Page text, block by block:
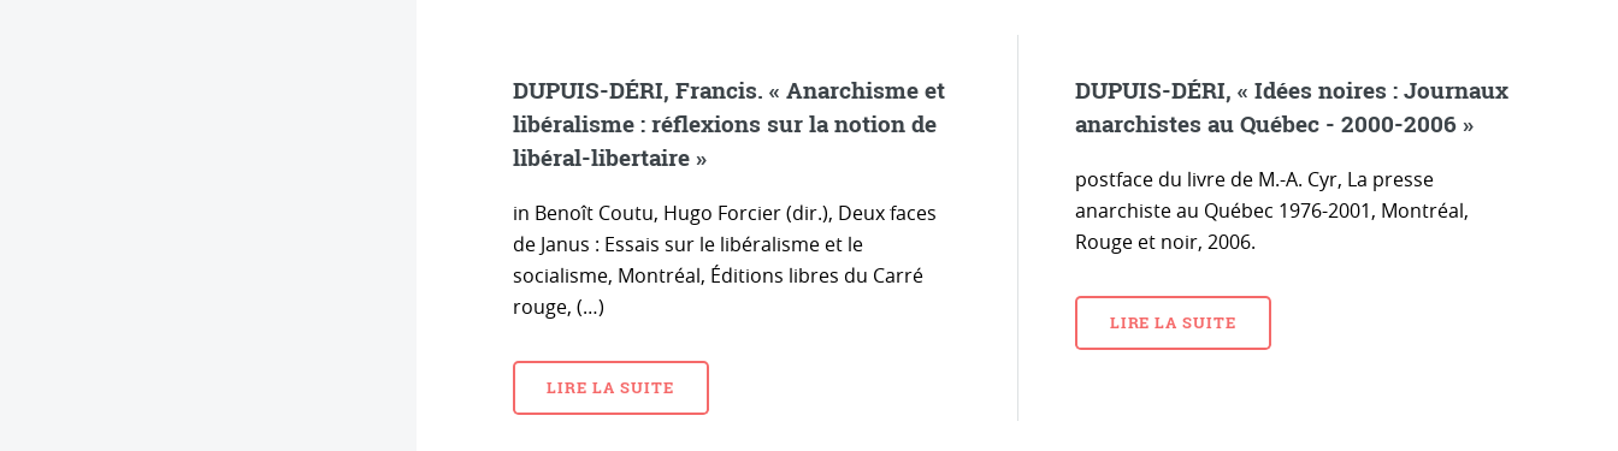
DUPUIS-DÉRI, Francis. « Anarchisme et
libéralisme : réflexions sur la notion de
libéral-libertaire »
in Benoît Coutu, Hugo Forcier (dir.), Deux faces
de Janus : Essais sur le libéralisme et le
socialisme, Montréal, Éditions libres du Carré
rouge, (…)
LIRE LA SUITE
DUPUIS-DÉRI, « Idées noires : Journaux
anarchistes au Québec - 2000-2006 »
postface du livre de M.-A. Cyr, La presse
anarchiste au Québec 1976-2001, Montréal,
Rouge et noir, 2006.
LIRE LA SUITE